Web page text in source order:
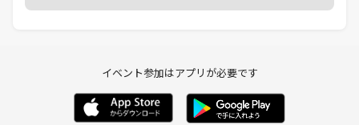
イベント参加はアプリが必要です